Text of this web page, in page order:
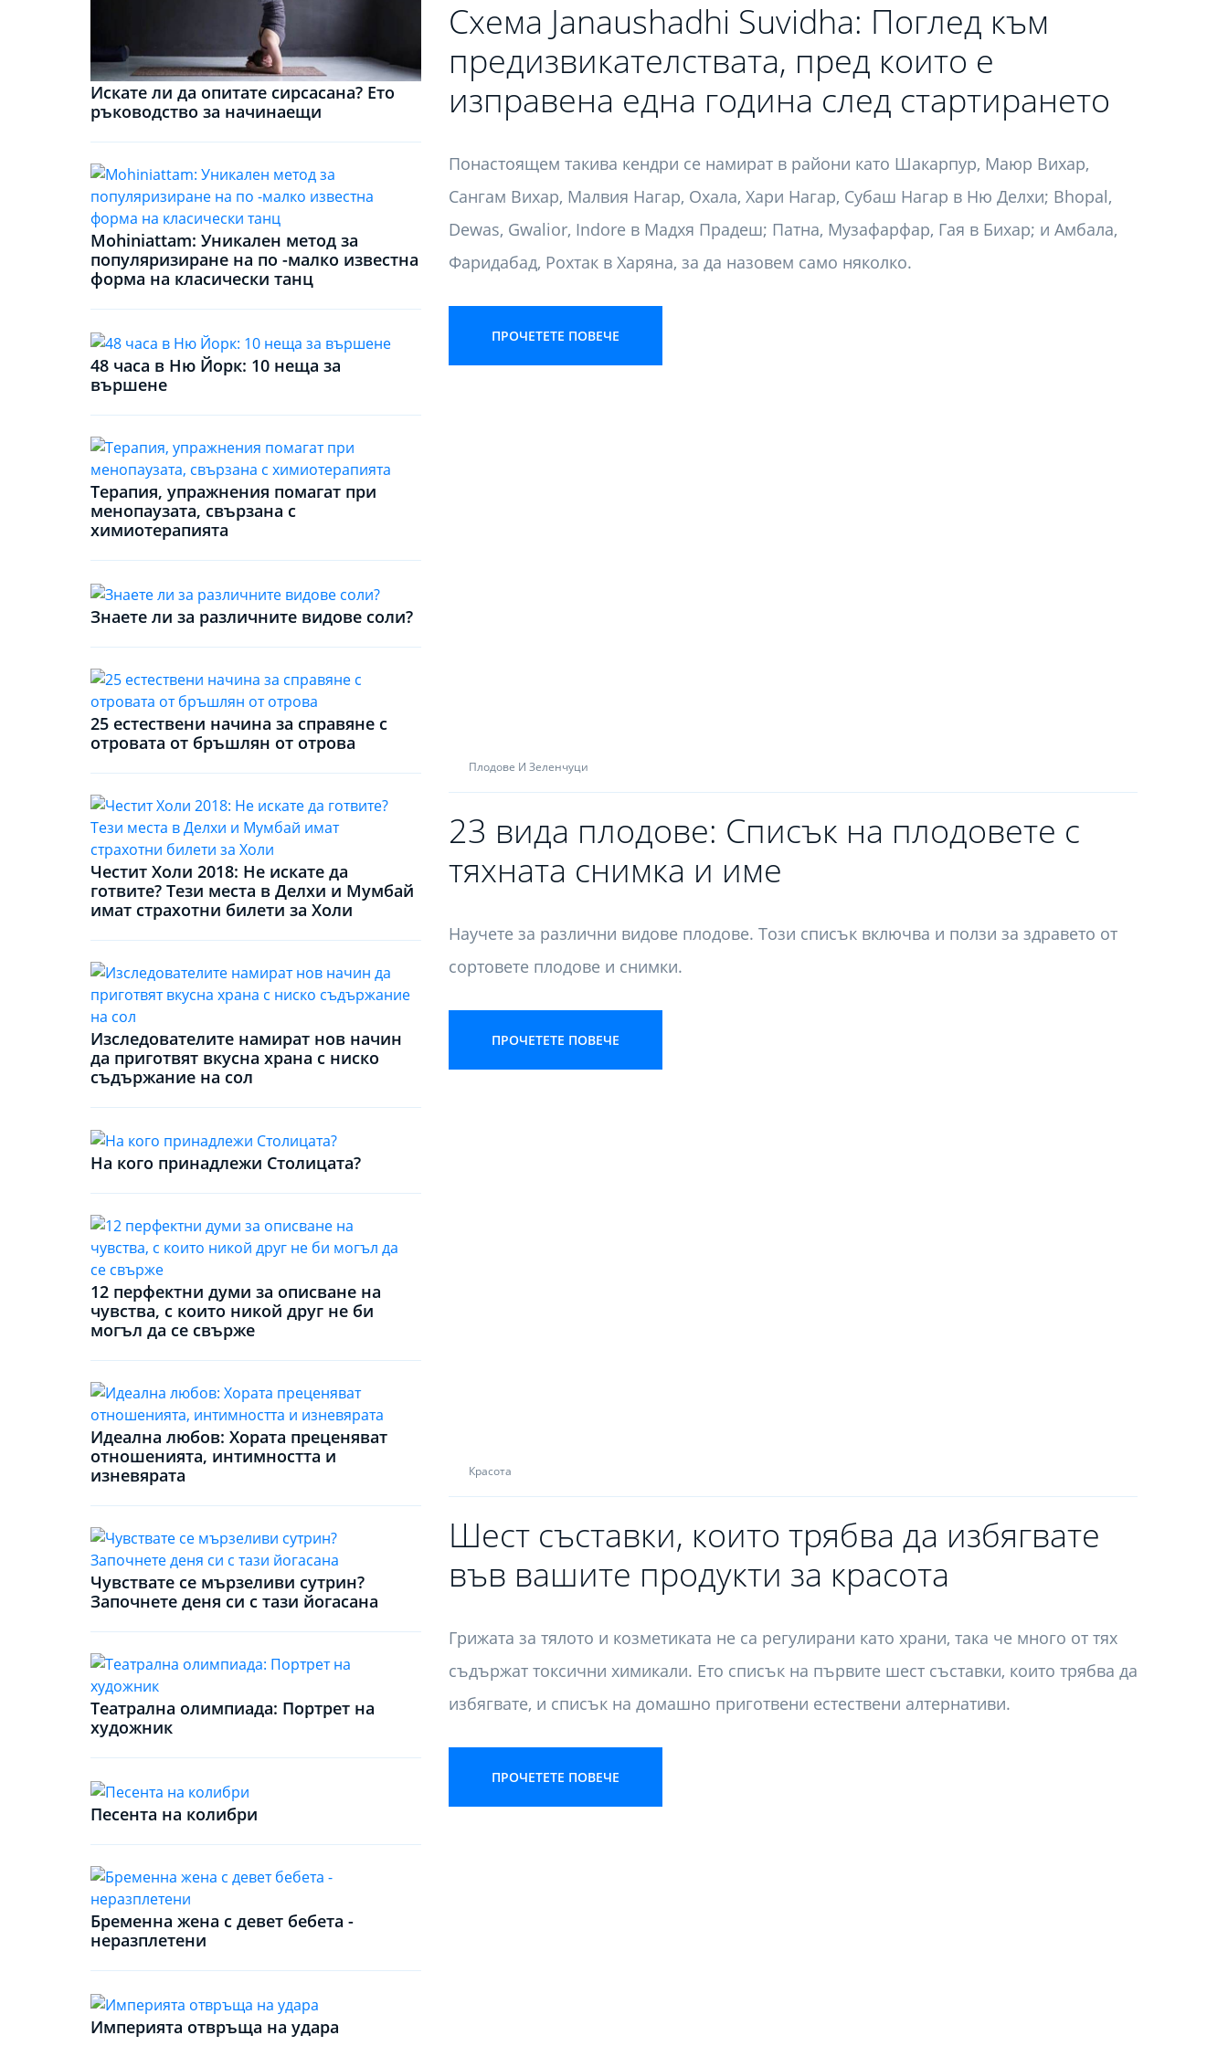
Искате ли да опитате сирсасана? Ето
ръководство за начинаещи
Mohiniattam: Уникален метод за
популяризиране на по -малко известна
форма на класически танц
48 часа в Ню Йорк: 10 неща за
вършене
Терапия, упражнения помагат при
менопаузата, свързана с
химиотерапията
Знаете ли за различните видове соли?
25 естествени начина за справяне с
отровата от бръшлян от отрова
Честит Холи 2018: Не искате да
готвите? Тези места в Делхи и Мумбай
имат страхотни билети за Холи
Изследователите намират нов начин
да приготвят вкусна храна с ниско
съдържание на сол
На кого принадлежи Столицата?
12 перфектни думи за описване на
чувства, с които никой друг не би
могъл да се свърже
Идеална любов: Хората преценяват
отношенията, интимността и
изневярата
Чувствате се мързеливи сутрин?
Започнете деня си с тази йогасана
Театрална олимпиада: Портрет на
художник
Песента на колибри
Бременна жена с девет бебета -
неразплетени
Империята отвръща на удара
Схема Janaushadhi Suvidha: Поглед към
предизвикателствата, пред които е
изправена една година след стартирането
Понастоящем такива кендри се намират в райони като Шакарпур, Маюр Вихар,
Сангам Вихар, Малвия Нагар, Охала, Хари Нагар, Субаш Нагар в Ню Делхи; Bhopal,
Dewas, Gwalior, Indore в Мадхя Прадеш; Патна, Музафарфар, Гая в Бихар; и Амбала,
Фаридабад, Рохтак в Харяна, за да назовем само няколко.
ПРОЧЕТЕТЕ ПОВЕЧЕ
Плодове И Зеленчуци
23 вида плодове: Списък на плодовете с
тяхната снимка и име
Научете за различни видове плодове. Този списък включва и ползи за здравето от
сортовете плодове и снимки.
ПРОЧЕТЕТЕ ПОВЕЧЕ
Красота
Шест съставки, които трябва да избягвате
във вашите продукти за красота
Грижата за тялото и козметиката не са регулирани като храни, така че много от тях
съдържат токсични химикали. Ето списък на първите шест съставки, които трябва да
избягвате, и списък на домашно приготвени естествени алтернативи.
ПРОЧЕТЕТЕ ПОВЕЧЕ